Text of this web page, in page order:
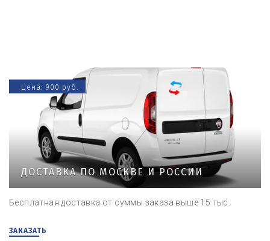
ДОСТАВКА ПО МОСКВЕ И РОССИИ
Цена: 900 руб.
Бесплатная доставка от суммы заказа выше 15 тыс.
ЗАКАЗАТЬ